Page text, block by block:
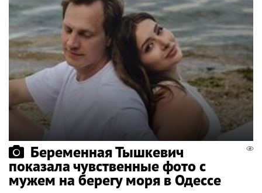
Беременная Тышкевич
показала чувственные фото с
мужем на берегу моря в Одессе